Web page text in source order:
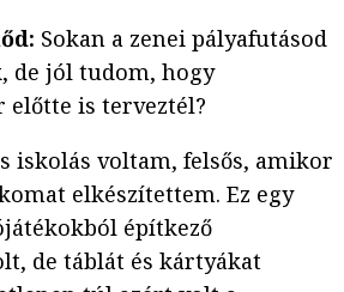
Sokan a zenei pályafutásod
de jól tudom, hogy
előtte is terveztél?
iskolás voltam, felsős, amikor
elkészítettem. Ez egy
építkező
de táblát és kártyákat